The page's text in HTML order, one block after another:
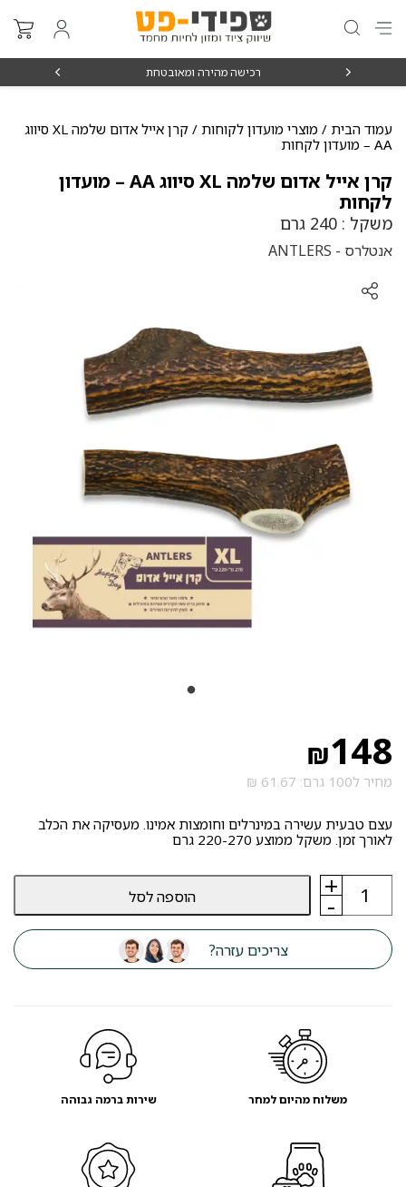
רכישה מהירה ומאובטחת
עמוד הבית / מוצרי מועדון לקוחות
/ קרן אייל אדום שלמה XL סיווג
AA – מועדון לקחות
קרן אייל אדום שלמה XL סיווג AA – מועדון
לקחות
משקל : 240 גרם
אנטלרס - ANTLERS
₪148
מחיר ל100 גרם: 61.67 ₪
עצם טבעית עשירה במינרלים וחומצות אמינו. מעסיקה את הכלב
לאורך זמן. משקל ממוצע 220-270 גרם
-
כמות
קרן
אייל
אדום
שלמה
XL
+ הוספה לסל
צריכים עזרה?
משלוח מהיום למחר שירות ברמה גבוהה